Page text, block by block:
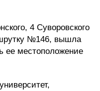
4 Суворовского
№146, вышла
ее местоположение